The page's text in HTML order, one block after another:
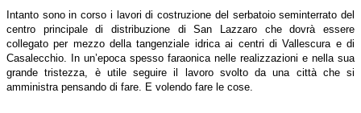
Intanto sono in corso i lavori di costruzione del serbatoio seminterrato del
centro principale di distribuzione di San Lazzaro che dovrà essere
collegato per mezzo della tangenziale idrica ai centri di Vallescura e di
Casalecchio. In un’epoca spesso faraonica nelle realizzazioni e nella sua
grande tristezza, è utile seguire il lavoro svolto da una città che si
amministra pensando di fare. E volendo fare le cose.